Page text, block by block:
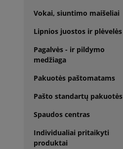
Vokai, siuntimo maišeliai
Lipnios juostos ir plėvelės
Pagalvės - ir pildymo
medžiaga
Pakuotės paštomatams
Pašto standartų pakuotės
Spaudos centras
Individualiai pritaikyti
produktai